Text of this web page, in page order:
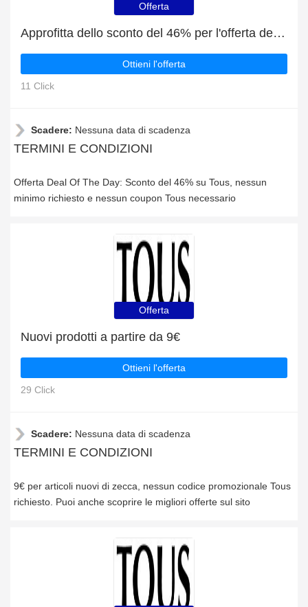
Offerta
Approfitta dello sconto del 46% per l'offerta del giorno di Tous
Ottieni l'offerta
11 Click
Scadere: Nessuna data di scadenza
TERMINI E CONDIZIONI
Offerta Deal Of The Day: Sconto del 46% su Tous, nessun
minimo richiesto e nessun coupon Tous necessario
Offerta
Nuovi prodotti a partire da 9€
Ottieni l'offerta
29 Click
Scadere: Nessuna data di scadenza
TERMINI E CONDIZIONI
9€ per articoli nuovi di zecca, nessun codice promozionale Tous
richiesto. Puoi anche scoprire le migliori offerte sul sito